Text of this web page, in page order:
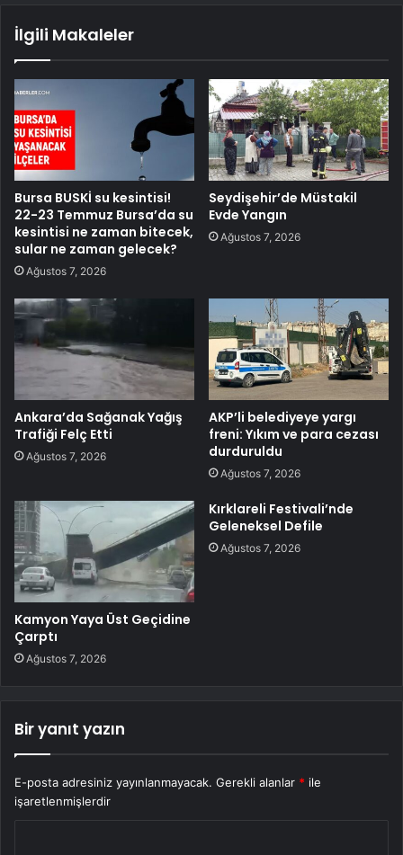
İlgili Makaleler
Bursa BUSKİ su kesintisi!
22-23 Temmuz Bursa’da su
kesintisi ne zaman bitecek,
sular ne zaman gelecek?
Ağustos 7, 2026
Seydişehir’de Müstakil
Evde Yangın
Ağustos 7, 2026
Ankara’da Sağanak Yağış
Trafiği Felç Etti
Ağustos 7, 2026
AKP’li belediyeye yargı
freni: Yıkım ve para cezası
durduruldu
Ağustos 7, 2026
Kamyon Yaya Üst Geçidine
Çarptı
Ağustos 7, 2026
Kırklareli Festivali’nde
Geleneksel Defile
Ağustos 7, 2026
Bir yanıt yazın
E-posta adresiniz yayınlanmayacak. Gerekli alanlar * ile
işaretlenmişlerdir